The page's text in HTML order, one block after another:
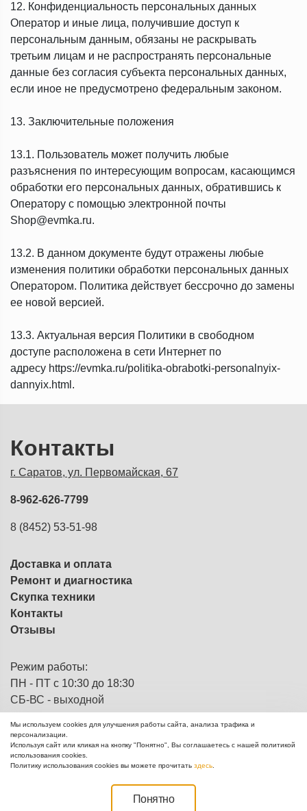
12. Конфиденциальность персональных данных
Оператор и иные лица, получившие доступ к
персональным данным, обязаны не раскрывать
третьим лицам и не распространять персональные
данные без согласия субъекта персональных данных,
если иное не предусмотрено федеральным законом.
13. Заключительные положения
13.1. Пользователь может получить любые
разъяснения по интересующим вопросам, касающимся
обработки его персональных данных, обратившись к
Оператору с помощью электронной почты
Shop@evmka.ru.
13.2. В данном документе будут отражены любые
изменения политики обработки персональных данных
Оператором. Политика действует бессрочно до замены
ее новой версией.
13.3. Актуальная версия Политики в свободном
доступе расположена в сети Интернет по
адресу https://evmka.ru/politika-obrabotki-personalnyix-
dannyix.html.
Контакты
г. Саратов, ул. Первомайская, 67
8-962-626-7799
8 (8452) 53-51-98
Доставка и оплата
Ремонт и диагностика
Скупка техники
Контакты
Отзывы
Режим работы:
ПН - ПТ с 10:30 до 18:30
СБ-ВС - выходной
© 2013 - 2026ЭВМка - компьютерный
комиссионный магазин
Создание сайтов Mikhail Degtyarev
Мы используем cookies для улучшения работы сайта, анализа трафика и
персонализации.
Используя сайт или кликая на кнопку "Понятно", Вы соглашаетесь с нашей политикой
использования cookies.
Политику использования cookies вы можете прочитать здесь
Понятно